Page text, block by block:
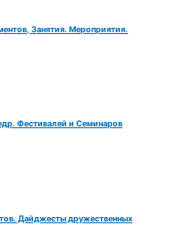
Занятия. Мероприятия.
Фестивалей и Семинаров
Дайджесты дружественных